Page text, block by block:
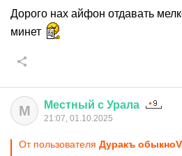
Дорого нах айфон отдавать
минет
М Местный с Урала
21:07, 01.10.2025
От пользователя Дуракъ